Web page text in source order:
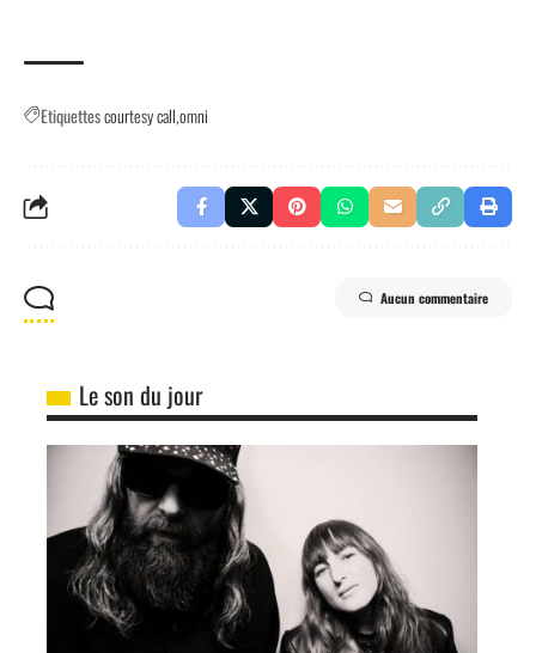
Etiquettescourtesy callomni
Aucun commentaire
Le son du jour